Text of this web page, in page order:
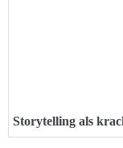
Storytelling als